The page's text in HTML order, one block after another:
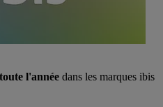
l'année dans les marques ibis